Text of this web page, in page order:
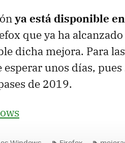
ya está disponible
que ya ha
dicha mejora. Para
unos días,
de 2019.